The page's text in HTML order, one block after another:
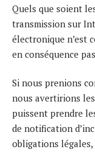
Quels que soient
transmission sur
électronique n’est
en conséquence
Si nous prenions
nous avertirions
puissent prendre
de notification
obligations